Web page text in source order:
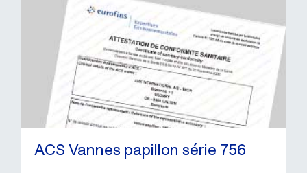
ACS Vannes papillon série 756